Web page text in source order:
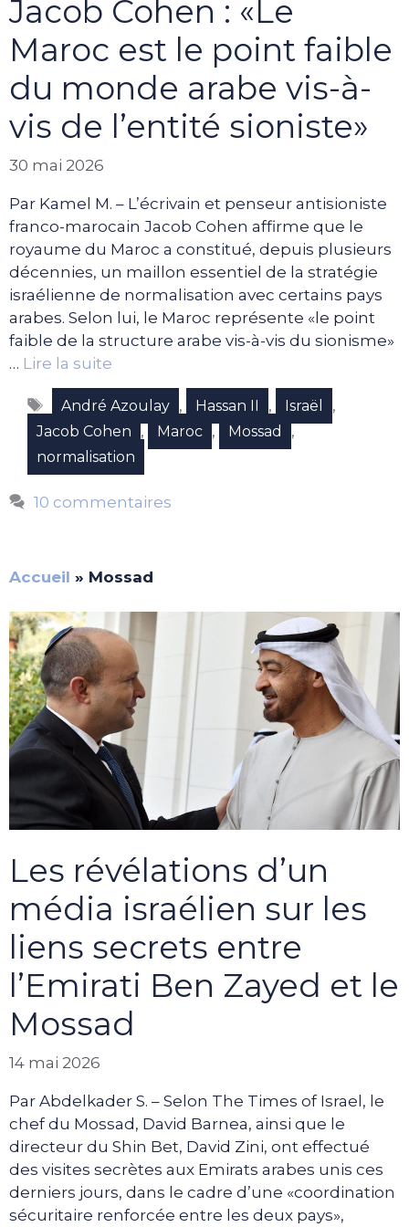
Jacob Cohen : «Le
Maroc est le point faible
du monde arabe vis-à-
vis de l’entité sioniste»
30 mai 2026
Par Kamel M. – L’écrivain et penseur antisioniste
franco-marocain Jacob Cohen affirme que le
royaume du Maroc a constitué, depuis plusieurs
décennies, un maillon essentiel de la stratégie
israélienne de normalisation avec certains pays
arabes. Selon lui, le Maroc représente «le point
faible de la structure arabe vis-à-vis du sionisme»
… Lire la suite
Étiquettes
André Azoulay , Hassan II , Israël ,
Jacob Cohen , Maroc , Mossad ,
normalisation
10 commentaires
Accueil » Mossad
Les révélations d’un
média israélien sur les
liens secrets entre
l’Emirati Ben Zayed et le
Mossad
14 mai 2026
Par Abdelkader S. – Selon The Times of Israel, le
chef du Mossad, David Barnea, ainsi que le
directeur du Shin Bet, David Zini, ont effectué
des visites secrètes aux Emirats arabes unis ces
derniers jours, dans le cadre d’une «coordination
sécuritaire renforcée entre les deux pays»,